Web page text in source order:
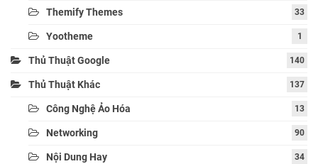
Themify Themes 33
Yootheme 1
Thủ Thuật Google 140
Thủ Thuật Khác 137
Công Nghệ Ảo Hóa 13
Networking 90
Nội Dung Hay 34